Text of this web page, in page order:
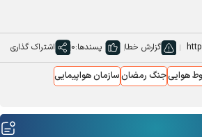
گزارش خطا پسندها:0 اشتراک گذاری
هواییجنگ رمضانسازمان هواپیمایی